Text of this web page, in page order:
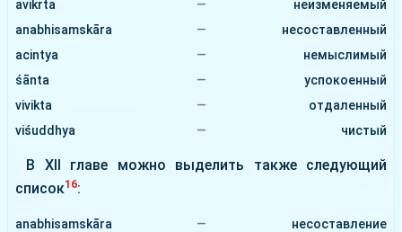
avikrta
—
неизменяемый
anabhisamskāra
—
несоставленный
acintya
—
немыслимый
śānta
—
успокоенный
vivikta
—
отдаленный
viśuddhya
— чистый
В ХІІ главе можно выделить также следующий
список16:
anabhisamskāra —
несоставление